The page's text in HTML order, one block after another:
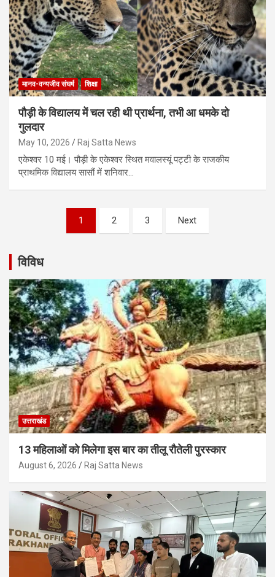
मानव-वन्यजीव संघर्ष शिक्षा
पौड़ी के विद्यालय में चल रही थी प्रार्थना, तभी आ धमके दो
गुलदार
May 10, 2026 Raj Satta News
एकेश्वर 10 मई। पौड़ी के एकेश्वर स्थित मवालस्यूं पट्टी के राजकीय
प्राथमिक विद्यालय सासौं में शनिवार…
navigation
1 2 3 Next
विविध
उत्तराखंड
13 महिलाओं को मिलेगा इस बार का तीलू रौतेली पुरस्कार
August 6, 2026 Raj Satta News